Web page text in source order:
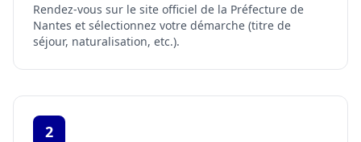
Rendez-vous sur le site officiel de la Préfecture de
Nantes et sélectionnez votre démarche (titre de
séjour, naturalisation, etc.).
2